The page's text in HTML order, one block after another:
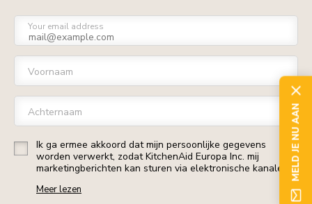
Your email address
Voornaam
Achternaam
Ik ga ermee akkoord dat mijn persoonlijke gegevens
worden verwerkt, zodat KitchenAid Europa Inc. mij
marketingberichten kan sturen via elektronische kanalen.
Meer lezen
MELD JE NU AAN